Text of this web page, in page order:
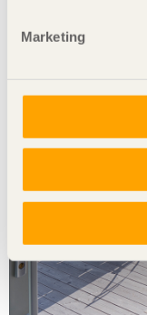
Marketing